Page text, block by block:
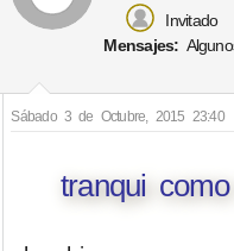
Invitado
Mensajes:
Sábado 3 de Octubre, 2015 23:40
tranqui